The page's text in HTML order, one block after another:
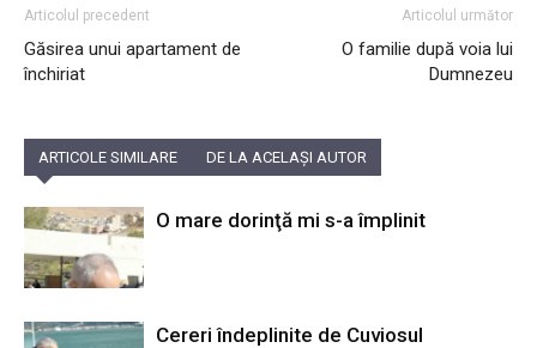
Articolul precedent
Găsirea unui apartament de
închiriat
Articolul următor
O familie după voia lui
Dumnezeu
ARTICOLE SIMILARE DE LA ACELAȘI AUTOR
O mare dorinţă mi s-a împlinit
Cereri îndeplinite de Cuviosul